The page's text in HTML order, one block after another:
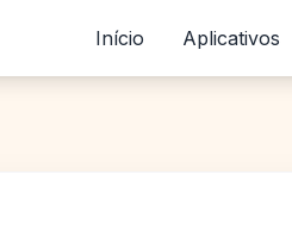
Início Aplicativos